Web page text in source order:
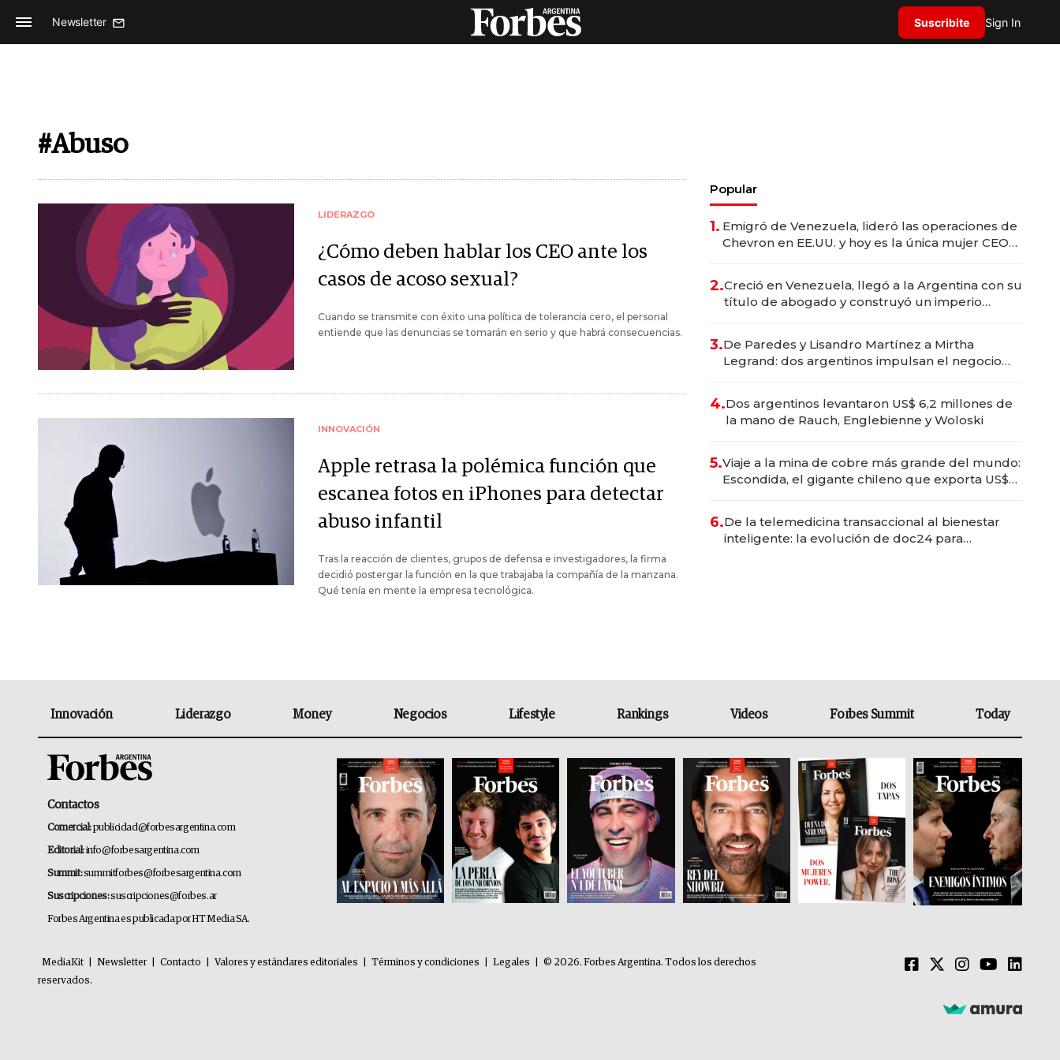
Newsletter Suscribite Sign In
#Abuso
LIDERAZGO
¿Cómo deben hablar los CEO ante los
casos de acoso sexual?
Cuando se transmite con éxito una política de tolerancia cero, el personal
entiende que las denuncias se tomarán en serio y que habrá consecuencias.
INNOVACIÓN
Apple retrasa la polémica función que
escanea fotos en iPhones para detectar
abuso infantil
Tras la reacción de clientes, grupos de defensa e investigadores, la firma
decidió postergar la función en la que trabajaba la compañía de la manzana.
Qué tenía en mente la empresa tecnológica.
Popular
1. Emigró de Venezuela, lideró las operaciones de
Chevron en EE.UU. y hoy es la única mujer CEO
2.Creció en Venezuela, llegó a la Argentina con su
título de abogado y construyó un imperio
3.De Paredes y Lisandro Martínez a Mirtha
Legrand: dos argentinos impulsan el negocio
4.Dos argentinos levantaron US$ 6,2 millones de
la mano de Rauch, Englebienne y Woloski
5.Viaje a la mina de cobre más grande del mundo:
Escondida, el gigante chileno que exporta US$
6.De la telemedicina transaccional al bienestar
inteligente: la evolución de doc24 para
Innovación Liderazgo Money Negocios Lifestyle Rankings Videos Forbes Summit Today
Contactos
Comercial:publicidad@forbesargentina.com
Editorial:info@forbesargentina.com
Summit:summitforbes@forbesargentina.com
Suscripciones:suscripciones@forbes.ar
Forbes Argentina es publicada por HT Media SA.
MediaKit Newsletter Contacto Valores y estándares editoriales Términos y condiciones Legales
© 2026. Forbes Argentina. Todos los derechos
reservados.